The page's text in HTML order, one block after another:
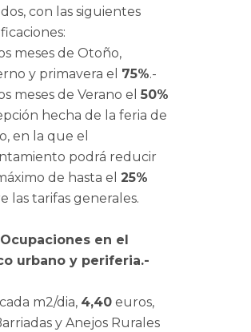
con las siguientes
meses de Otoño,
y primavera el 75%.-
meses de Verano el50%
hecha de la feria de
en la que el
podrá reducir
de hasta el25%
las tarifas generales.
en el
urbano y periferia.-
m2/dia, 4,40 euros,
y Anejos Rurales